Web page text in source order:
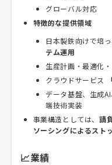
グローバル対応
特徴的な提供領域
日本製鉄向けで培
テム運用
生産計画・最適化
クラウドサービス
データ基盤、生成
端技術実装
事業構造としては、 請
ソーシングによるスト
📈業績